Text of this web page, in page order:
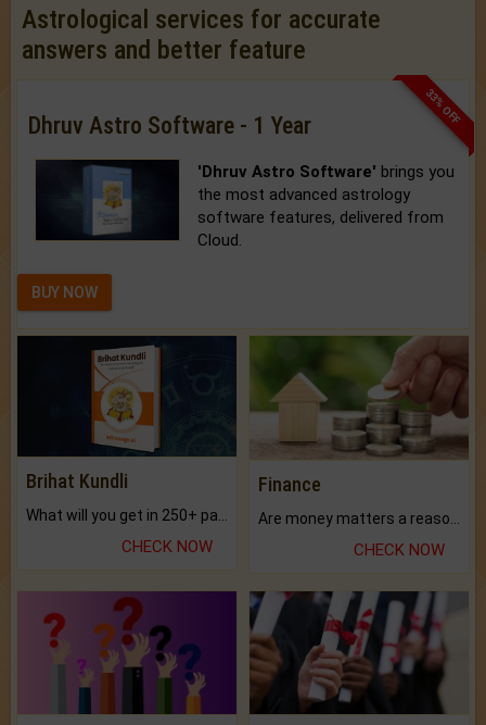
Astrological services for accurate
answers and better feature
33% OFF
Dhruv Astro Software - 1 Year
'Dhruv Astro Software' brings you
the most advanced astrology
software features, delivered from
Cloud.
BUY NOW
Brihat Kundli
CHECK NOW
Finance
CHECK NOW